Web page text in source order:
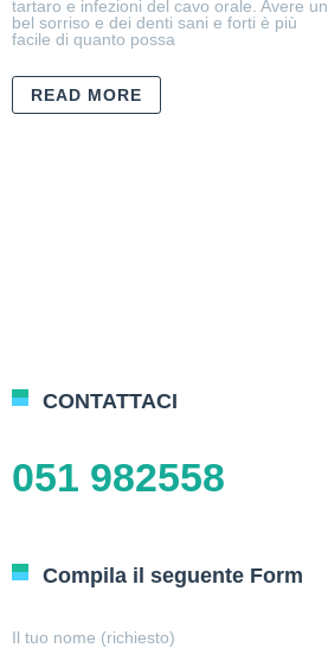
tartaro e infezioni del cavo orale. Avere un
bel sorriso e dei denti sani e forti è più
facile di quanto possa
READ MORE
CONTATTACI
051 982558
Compila il seguente Form
Il tuo nome (richiesto)